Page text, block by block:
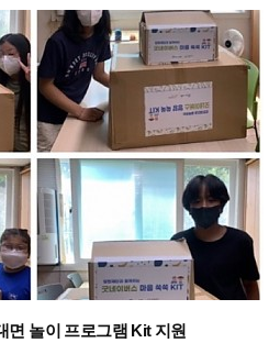
면 놀이 프로그램 Kit 지원